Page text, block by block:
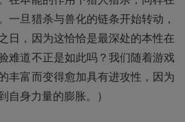
一旦猎杀与兽化的链条开始转动，
日，因为这恰恰是最深处的本性在
难道不正是如此吗？我们随着游戏
丰富而变得愈加具有进攻性，因为
自身力量的膨胀。）